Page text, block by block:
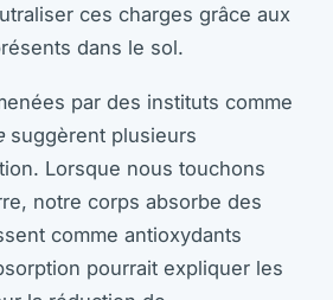
ces charges grâce aux
dans le sol.
par des instituts comme
suggèrent plusieurs
Lorsque nous touchons
notre corps absorbe des
comme antioxydants
pourrait expliquer les